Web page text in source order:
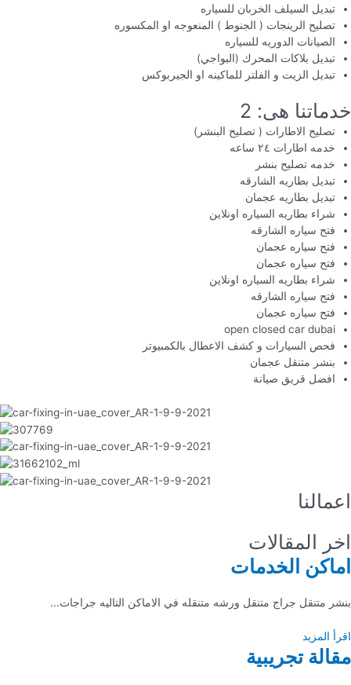
تبديل السيلف الخربان للسياره
تصليح الرينجات ( الجنوط ) المنعوجه او المكسوره
الصيانات الدوريه للسياره
تبديل بلاكات المحرك (البواجي)
تبديل الزيت و الفلتر للماكينه او الجيربوكس
خدماتنا هى: 2
تصليح الاطارات ( تصليح البنشر)
خدمه اطارات ٢٤ ساعه
خدمه تصليح بنشر
تبديل بطاريه الشارقه
تبديل بطاريه عجمان
شراء بطاريه السياره اونلاين
فتح سياره الشارقه
فتح سياره عجمان
فتح سياره عجمان
شراء بطاريه السياره اونلاين
فتح سياره الشارقه
فتح سياره عجمان
open closed car dubai
فحص السيارات و كشف الاعطال بالكمبيوتر
بنشر متنقل عجمان
افضل قريق صيانة
اعمالنا
اخر المقالات
اماكن الخدمات
بنشر متنقل جراج متنقل ورشه متنقله في الاماكن التاليه جراجات...
اقرأ المزيد
مقالة تجريبية